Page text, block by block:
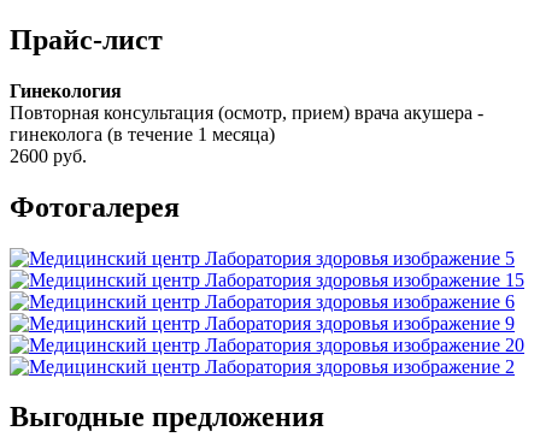
Прайс-лист
Гинекология
Повторная консультация (осмотр, прием) врача акушера -
гинеколога (в течение 1 месяца)
2600 руб.
Фотогалерея
Выгодные предложения